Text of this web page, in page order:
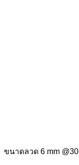
ขนาดลวด 6 mm @30